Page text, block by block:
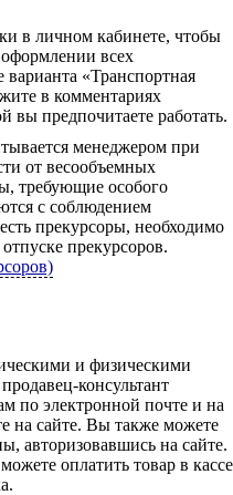
в личном кабинете, чтобы
всех
«Транспортная
в комментариях
вы предпочитаете работать.
менеджером при
от весообъемных
требующие особого
с соблюдением
прекурсоры, необходимо
прекурсоров.
и физическими
консультант
по электронной почте и на
на сайте. Вы также можете
авторизовавшись на сайте.
оплатить товар в кассе